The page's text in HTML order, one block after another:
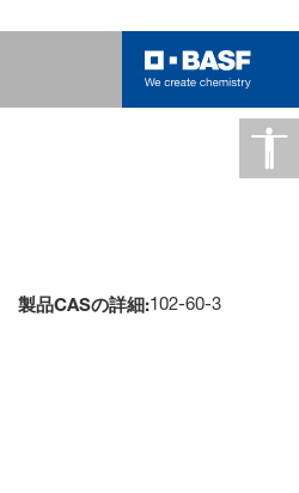
製品CASの詳細:102-60-3